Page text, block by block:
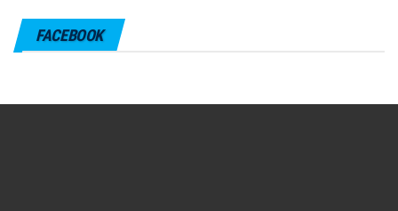
FACEBOOK